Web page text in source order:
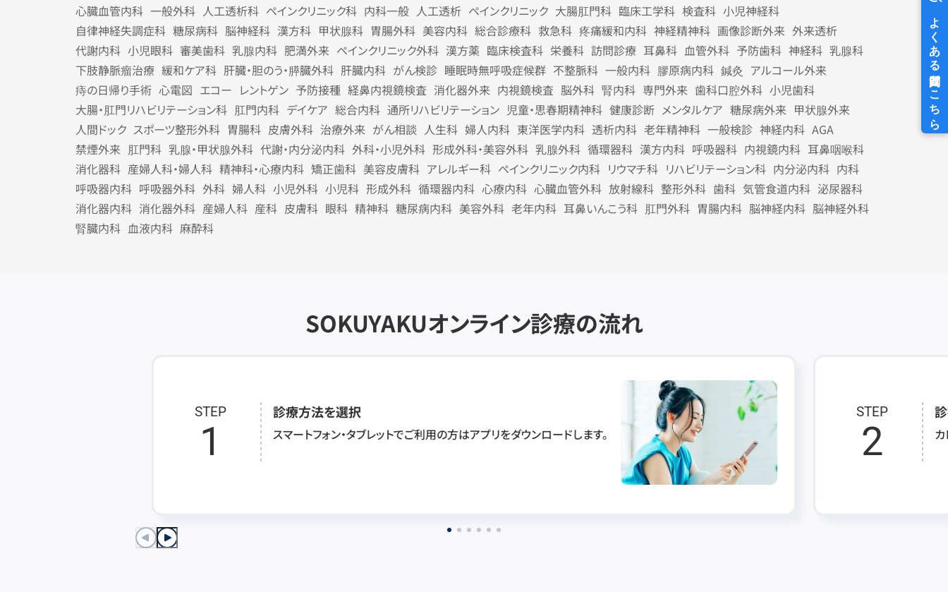
心臓血管内科 一般外科 人工透析科 ペインクリニック科 内科一般 人工透析 ペインクリニック 大腸肛門科 臨床工学科 検査科 小児神経科
自律神経失調症科 糖尿病科 脳神経科 漢方科 甲状腺科 胃腸外科 美容内科 総合診療科 救急科 疼痛緩和内科 神経精神科 画像診断外来 外来透析
代謝内科 小児眼科 審美歯科 乳腺内科 肥満外来 ペインクリニック外科 漢方薬 臨床検査科 栄養科 訪問診療 耳鼻科 血管外科 予防歯科 神経科 乳腺科
下肢静脈瘤治療 緩和ケア科 肝臓・胆のう・膵臓外科 肝臓内科 がん検診 睡眠時無呼吸症候群 不整脈科 一般内科 膠原病内科 鍼灸 アルコール外来
痔の日帰り手術 心電図 エコー レントゲン 予防接種 経鼻内視鏡検査 消化器外来 内視鏡検査 脳外科 腎内科 専門外来 歯科口腔外科 小児歯科
大腸・肛門リハビリテーション科 肛門内科 デイケア 総合内科 通所リハビリテーション 児童・思春期精神科 健康診断 メンタルケア 糖尿病外来 甲状腺外来
人間ドック スポーツ整形外科 胃腸科 皮膚外科 治療外来 がん相談 人生科 婦人内科 東洋医学内科 透析内科 老年精神科 一般検診 神経内科 AGA
禁煙外来 肛門科 乳腺・甲状腺外科 代謝・内分泌内科 外科・小児外科 形成外科・美容外科 乳腺外科 循環器科 漢方内科 呼吸器科 内視鏡内科 耳鼻咽喉科
消化器科 産婦人科・婦人科 精神科・心療内科 矯正歯科 美容皮膚科 アレルギー科 ペインクリニック内科 リウマチ科 リハビリテーション科 内分泌内科 内科
呼吸器内科 呼吸器外科 外科 婦人科 小児外科 小児科 形成外科 循環器内科 心療内科 心臓血管外科 放射線科 整形外科 歯科 気管食道内科 泌尿器科
消化器内科 消化器外科 産婦人科 産科 皮膚科 眼科 精神科 糖尿病内科 美容外科 老年内科 耳鼻いんこう科 肛門外科 胃腸内科 脳神経内科 脳神経外科
腎臓内科 血液内科 麻酔科
SOKUYAKUオンライン診療の流れ
STEP
1
診療方法を選択
スマートフォン・タブレットでご利用の方はアプリをダウンロードします。
STEP
2